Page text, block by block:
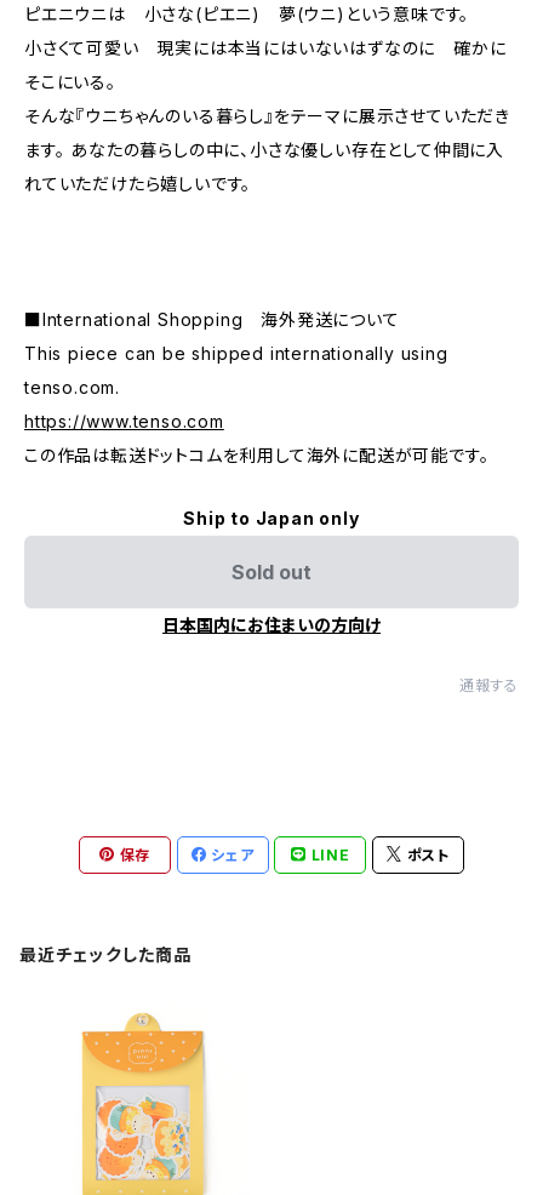
ピエニウニは 小さな(ピエニ) 夢(ウニ)という意味です。
小さくて可愛い 現実には本当にはいないはずなのに 確かに
そこにいる。
そんな『ウニちゃんのいる暮らし』をテーマに展示させていただき
ます。 あなたの暮らしの中に、小さな優しい存在として仲間に入
れていただけたら嬉しいです。
■International Shopping 海外発送について
This piece can be shipped internationally using
tenso.com.
https://www.tenso.com
この作品は転送ドットコムを利用して海外に配送が可能です。
Ship to Japan only
Sold out
日本国内にお住まいの方向け
通報する
保存 シェア LINE ポスト
最近チェックした商品